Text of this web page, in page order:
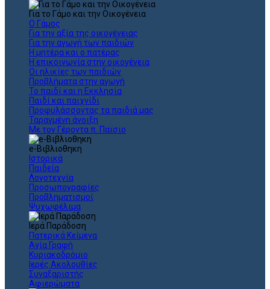
Για το Γάμο και την Οικογένεια
Ο Γάμος
Για την αξία της οικογένειας
Για την αγωγή των παιδιών
Η μητέρα και ο πατέρας
Η επικοινωνία στην οικογένεια
Οι ηλικίες των παιδιών
Προβλήματα στην αγωγή
Το παιδί και η Εκκλησία
Παιδί και παιχνίδι
Προφυλάσσοντας τα παιδιά μας
Ταραγμένη άνοιξη
Με τον Γέροντα π. Παϊσιο
e-Βιβλιοθηκη
Ιστορικά
Παιδεία
Λογοτεχνία
Προσωπογραφίες
Προβληματισμοί
Ψυχωφέλιμα
Ιερά Παράδοση
Πατερικά Κείμενα
Αγία Γραφή
Κυριακοδρόμιο
Ιερές Ακολουθίες
Συναξαριστής
Αφιερώματα